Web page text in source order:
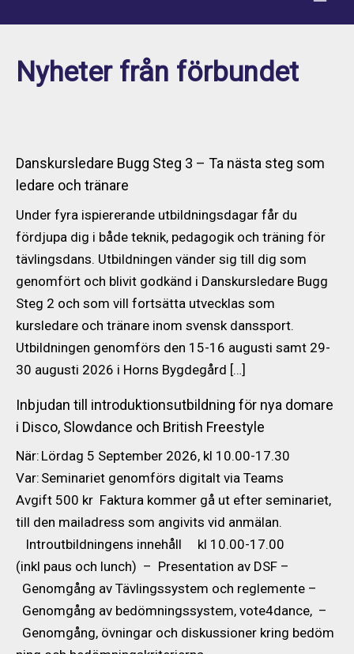
Nyheter från förbundet
Danskursledare Bugg Steg 3 – Ta nästa steg som
ledare och tränare
Under fyra ispiererande utbildningsdagar får du
fördjupa dig i både teknik, pedagogik och träning för
tävlingsdans. Utbildningen vänder sig till dig som
genomfört och blivit godkänd i Danskursledare Bugg
Steg 2 och som vill fortsätta utvecklas som
kursledare och tränare inom svensk danssport.
Utbildningen genomförs den 15-16 augusti samt 29-
30 augusti 2026 i Horns Bygdegård […]
Inbjudan till introduktionsutbildning för nya domare
i Disco, Slowdance och British Freestyle
När: Lördag 5 September 2026, kl 10.00-17.30
Var: Seminariet genomförs digitalt via Teams
Avgift 500 kr Faktura kommer gå ut efter seminariet,
till den mailadress som angivits vid anmälan.
Introutbildningens innehåll kl 10.00-17.00
(inkl paus och lunch) – Presentation av DSF –
Genomgång av Tävlingssystem och reglemente –
Genomgång av bedömningssystem, vote4dance, –
Genomgång, övningar och diskussioner kring bedöm